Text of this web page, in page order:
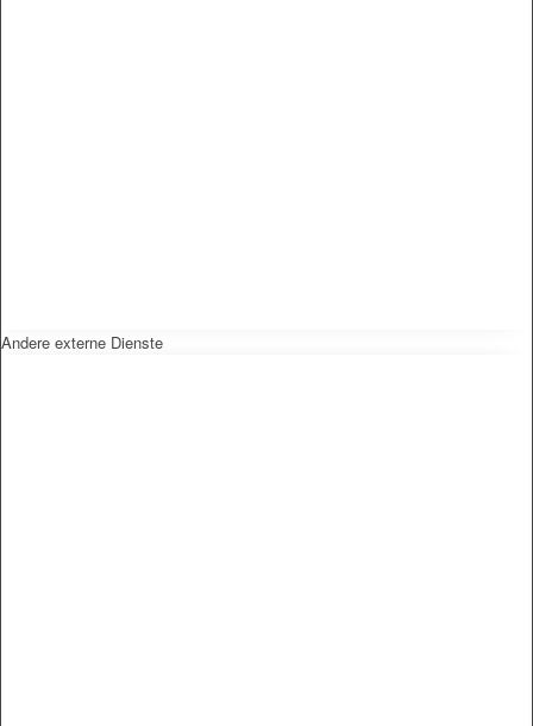
Andere externe Dienste